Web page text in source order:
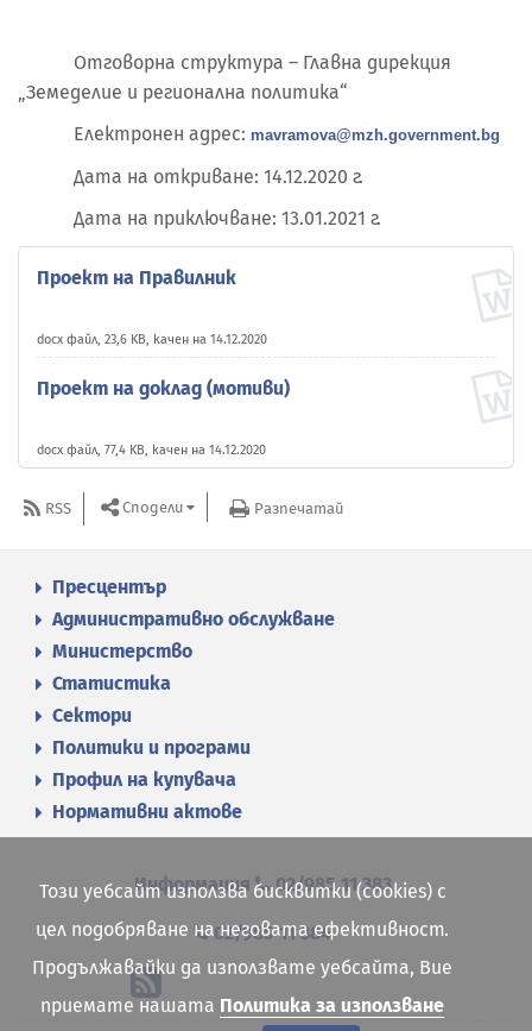
Отговорна структура – Главна дирекция
„Земеделие и регионална политика“
Електронен адрес: mavramova@mzh.government.bg
Дата на откриване: 14.12.2020 г.
Дата на приключване: 13.01.2021 г.
Проект на Правилник
docx файл, 23,6 KB, качен на 14.12.2020
Проект на доклад (мотиви)
docx файл, 77,4 KB, качен на 14.12.2020
RSS Сподели Разпечатай
Пресцентър
Административно обслужване
Министерство
Статистика
Сектори
Политики и програми
Профил на купувача
Нормативни актове
Информация 02/985 11 383
02/985 11 384
Този уебсайт използва бисквитки (cookies) с
цел подобряване на неговата ефективност.
Продължавайки да използвате уебсайта, Вие
приемате нашата Политика за използване